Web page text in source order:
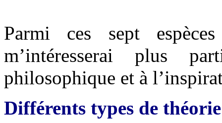
Parmi ces sept
m’intéresserai plus
philosophique et à
Différents types de